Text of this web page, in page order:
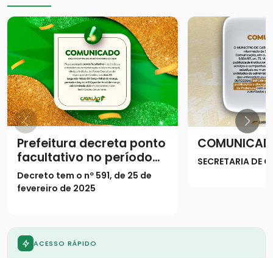
Prefeitura decreta ponto
facultativo no período
do Carnaval
Decreto tem o nº 591, de 25 de
fevereiro de 2025
SECRETARIA DE
ACESSO RÁPIDO